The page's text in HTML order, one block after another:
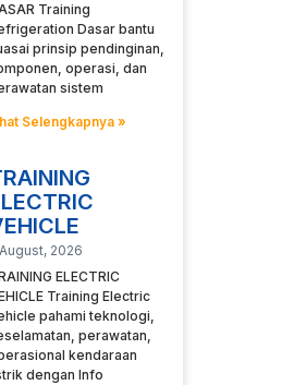
Training
Dasar bantu
prinsip pendinginan,
operasi, dan
sistem
Selengkapnya »
2026
ELECTRIC
Training Electric
pahami teknologi,
perawatan,
kendaraan
dengan Info